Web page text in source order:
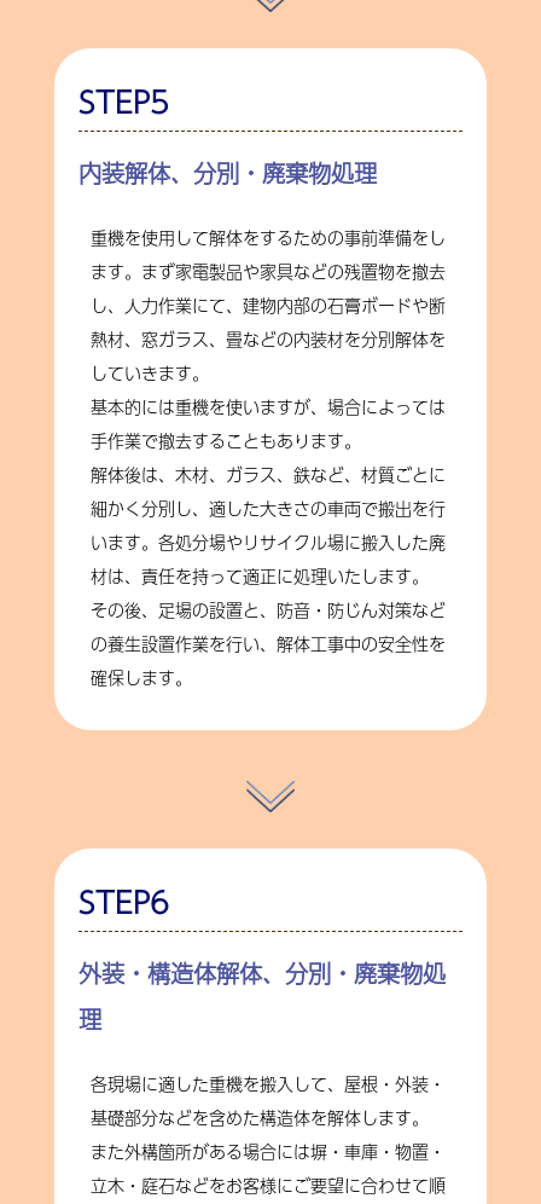
STEP5
内装解体、分別・廃棄物処理
重機を使用して解体をするための事前準備をし
ます。まず家電製品や家具などの残置物を撤去
し、人力作業にて、建物内部の石膏ボードや断
熱材、窓ガラス、畳などの内装材を分別解体を
していきます。
基本的には重機を使いますが、場合によっては
手作業で撤去することもあります。
解体後は、木材、ガラス、鉄など、材質ごとに
細かく分別し、適した大きさの車両で搬出を行
います。各処分場やリサイクル場に搬入した廃
材は、責任を持って適正に処理いたします。
その後、足場の設置と、防音・防じん対策など
の養生設置作業を行い、解体工事中の安全性を
確保します。
STEP6
外装・構造体解体、分別・廃棄物処
理
各現場に適した重機を搬入して、屋根・外装・
基礎部分などを含めた構造体を解体します。
また外構箇所がある場合には塀・車庫・物置・
立木・庭石などをお客様にご要望に合わせて順